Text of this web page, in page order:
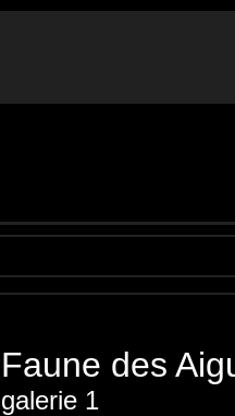
Faune des
galerie 1